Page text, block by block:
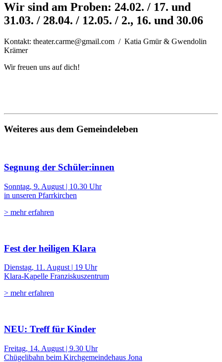
Wir sind am Proben: 24.02. / 17. und
31.03. / 28.04. / 12.05. / 2., 16. und 30.06
Kontakt: theater.carme@gmail.com / Katia Gmür & Gwendolin
Krämer
Wir freuen uns auf dich!
Weiteres aus dem Gemeindeleben
Segnung der Schüler:innen
Sonntag, 9. August | 10.30 Uhr
in unseren Pfarrkirchen
> mehr erfahren
Fest der heiligen Klara
Dienstag, 11. August | 19 Uhr
Klara-Kapelle Franziskuszentrum
> mehr erfahren
NEU: Treff für Kinder
Freitag, 14. August | 9.30 Uhr
Chügelibahn beim Kirchgemeindehaus Jona